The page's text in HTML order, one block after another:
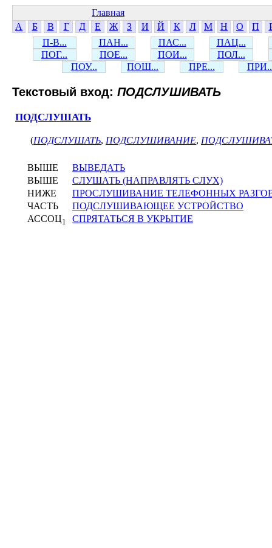
Главная
А
Б В Г Д Е Ж З И Й К Л М Н О П
П-В...
ПАН... ПАС...
ПАЦ...
ПОГ...
ПОЕ... ПОИ...
ПОЛ...
ПОУ...
ПОШ... ПРЕ...
Текстовый вход: ПОДСЛУШИВАТЬ
ПОДСЛУШАТЬ
(ПОДСЛУШАТЬ, ПОДСЛУШИВАНИЕ,
ВЫШЕ
ВЫВЕДАТЬ
ВЫШЕ
СЛУШАТЬ (НАПРАВЛЯТЬ СЛУХ)
НИЖЕ
ПРОСЛУШИВАНИЕ ТЕЛЕФОННЫХ
ЧАСТЬ
ПОДСЛУШИВАЮЩЕЕ УСТРОЙСТВО
АССОЦ1 СПРЯТАТЬСЯ В УКРЫТИЕ